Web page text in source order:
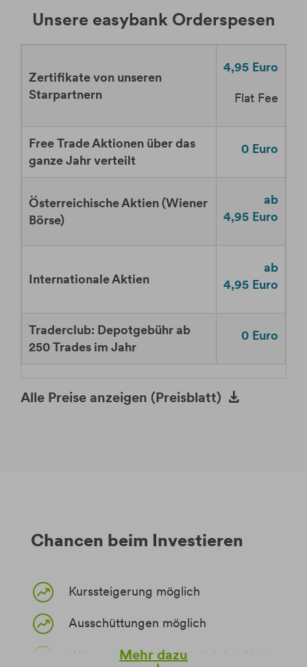
Unsere easybank Orderspesen
Zertifikate von unseren
Starpartnern
4,95 Euro
Flat Fee
Free Trade Aktionen über das
ganze Jahr verteilt
0 Euro
Österreichische Aktien (Wiener
Börse)
ab
4,95 Euro
Internationale Aktien
ab
4,95 Euro
Traderclub: Depotgebühr ab
250 Trades im Jahr
0 Euro
Alle Preise anzeigen (Preisblatt)
Chancen beim Investieren
Kurssteigerung möglich
Ausschüttungen möglich
Währungsgewinne möglich bei Notiz in
Mehr dazu